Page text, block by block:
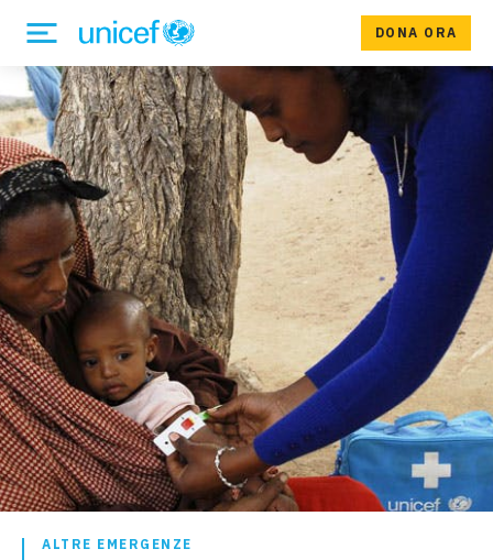
DONA ORA
ALTRE EMERGENZE